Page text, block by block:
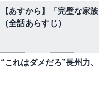
【あすから】「完璧な家
（全話あらすじ）
“これはダメだろ”長州力